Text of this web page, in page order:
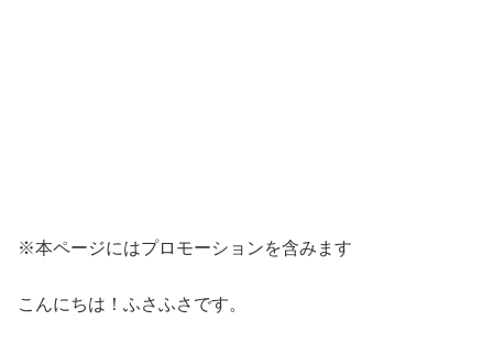
※本ページにはプロモーションを含みます
こんにちは！ふさふさです。